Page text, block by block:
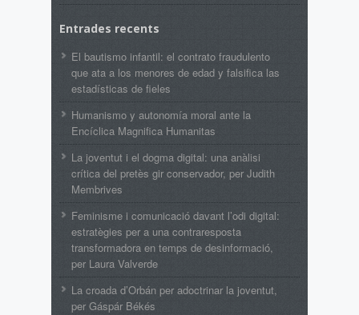
Entrades recents
El bautismo infantil: el contrato fraudulento
que ata a los menores de edad y falsifica las
estadísticas de fieles
Humanismo y autonomía moral ante la
Encíclica Magnifica Humanitas
La joventut i el dogma digital: una anàlisi
crítica del pretès gir conservador, per Judith
Membrives
Feminisme i comunicació davant l’odi digital:
estratègies per a una contraresposta
transformadora en temps de desinformació,
per Laura Valverde
La croada d’Orbán per adoctrinar la joventut,
per Gáspár Békés